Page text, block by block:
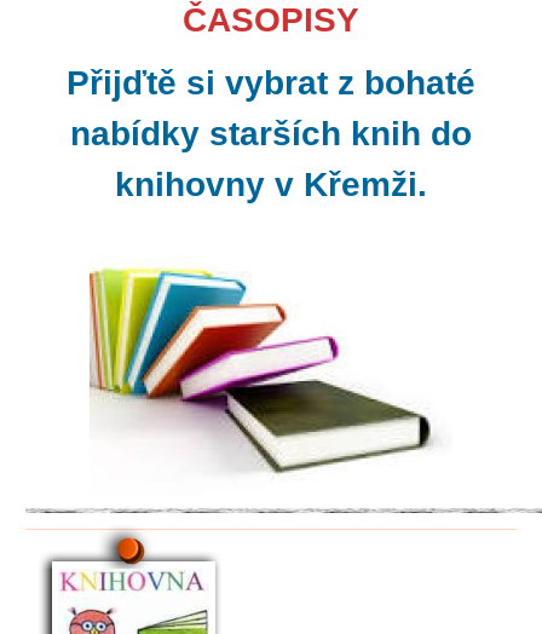
ČASOPISY
Přijďtě si vybrat z bohaté
nabídky starších knih do
knihovny v Křemži.